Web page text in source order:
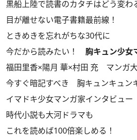
黒船上陸で読書のカタチはどう変わ
目が離せない電子書籍最前線！
ときめきを忘れがちな30代に
今だから読みたい！ 胸キュン少女
福田里香×陽月 華×村田 充 マンガ
今すぐ暗記すべき 胸キュンキュン
イマドキ少女マンガ家インタビュ
時代小説も大河ドラマも
これを読めば100倍楽しめる！